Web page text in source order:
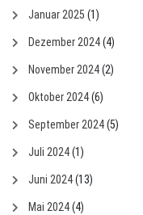
Januar 2025 (1)
Dezember 2024(4)
November 2024(2)
Oktober 2024(6)
September 2024(5)
Juli 2024(1)
Juni 2024(13)
Mai 2024(4)